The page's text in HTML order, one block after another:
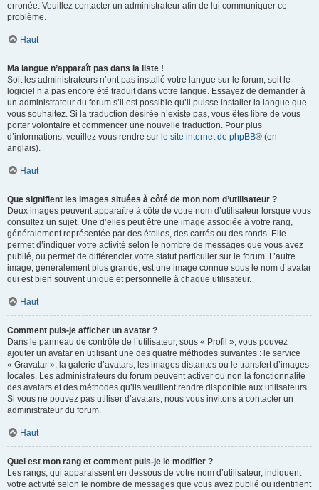
erronée. Veuillez contacter un administrateur afin de lui communiquer ce
problème.
Haut
Ma langue n’apparaît pas dans la liste !
Soit les administrateurs n’ont pas installé votre langue sur le forum, soit le
logiciel n’a pas encore été traduit dans votre langue. Essayez de demander à
un administrateur du forum s’il est possible qu’il puisse installer la langue que
vous souhaitez. Si la traduction désirée n’existe pas, vous êtes libre de vous
porter volontaire et commencer une nouvelle traduction. Pour plus
d’informations, veuillez vous rendre sur le site internet de phpBB® (en
anglais).
Haut
Que signifient les images situées à côté de mon nom d’utilisateur ?
Deux images peuvent apparaître à côté de votre nom d’utilisateur lorsque vous
consultez un sujet. Une d’elles peut être une image associée à votre rang,
généralement représentée par des étoiles, des carrés ou des ronds. Elle
permet d’indiquer votre activité selon le nombre de messages que vous avez
publié, ou permet de différencier votre statut particulier sur le forum. L’autre
image, généralement plus grande, est une image connue sous le nom d’avatar
qui est bien souvent unique et personnelle à chaque utilisateur.
Haut
Comment puis-je afficher un avatar ?
Dans le panneau de contrôle de l’utilisateur, sous « Profil », vous pouvez
ajouter un avatar en utilisant une des quatre méthodes suivantes : le service
« Gravatar », la galerie d’avatars, les images distantes ou le transfert d’images
locales. Les administrateurs du forum peuvent activer ou non la fonctionnalité
des avatars et des méthodes qu’ils veuillent rendre disponible aux utilisateurs.
Si vous ne pouvez pas utiliser d’avatars, nous vous invitons à contacter un
administrateur du forum.
Haut
Quel est mon rang et comment puis-je le modifier ?
Les rangs, qui apparaissent en dessous de votre nom d’utilisateur, indiquent
votre activité selon le nombre de messages que vous avez publié ou identifient